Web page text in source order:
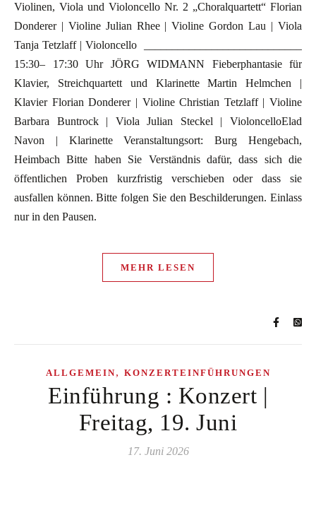
Violinen, Viola und Violoncello Nr. 2 „Choralquartett“ Florian
Donderer | Violine Julian Rhee | Violine Gordon Lau | Viola
Tanja Tetzlaff | Violoncello ____________________________
15:30– 17:30 Uhr JÖRG WIDMANN Fieberphantasie für
Klavier, Streichquartett und Klarinette Martin Helmchen |
Klavier Florian Donderer | Violine Christian Tetzlaff | Violine
Barbara Buntrock | Viola Julian Steckel | VioloncelloElad
Navon | Klarinette Veranstaltungsort: Burg Hengebach,
Heimbach Bitte haben Sie Verständnis dafür, dass sich die
öffentlichen Proben kurzfristig verschieben oder dass sie
ausfallen können. Bitte folgen Sie den Beschilderungen. Einlass
nur in den Pausen.
MEHR LESEN
ALLGEMEIN, KONZERTEINFÜHRUNGEN
Einführung : Konzert |
Freitag, 19. Juni
17. Juni 2026